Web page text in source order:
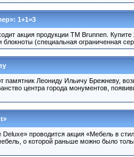
1+1=3
акция продукции ТМ Brunnen.
(специальная ограниченная
Леониду Ильичу Брежневу,
центра города монументов,
проводится акция «Мебель в
о которой раньше можно было